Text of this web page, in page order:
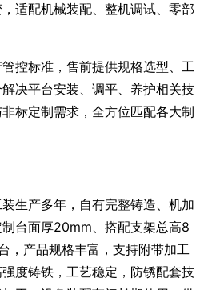
适配机械装配、整机调试、零部
控标准，售前提供规格选型、工
决平台安装、调平、养护相关技
标定制需求，全方位匹配各大制
生产多年，自有完整铸造、机加
台面厚20mm、搭配支架总高8
，产品规格丰富，支持附带加工
度铸铁，工艺稳定，防锈配套技